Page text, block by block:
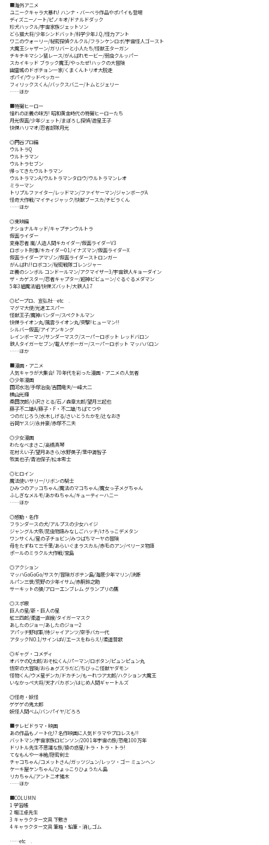
■海外アニメ
ユニークキャラ大暴れ! ハンナ・バーベラ作品やポパイも登場
ディズニーノート/ピノキオ/ドナルドダック
珍犬ハックル/宇宙家族ジェットソン
どら猫大将/少年シンドバット/科学少年J.Q./怪力アント
ワニのウォーリー/秘密探偵クルクル/フランケンロボ/宇宙怪人ゴースト
大魔王シャザーン/ガリバーと小人たち/怪獣王ターガン
チキチキマシン猛レース/がんばれモービー/弱虫クルッパー
スカイキッド ブラック魔王/やったぜ!ハックの大冒険
幽霊城のドボチョン一家/くまくんトリオ大脱走
ポパイ/ウッドペッカー
フィリックスくん/バックスバニー/トムとジェリー
……ほか
■特撮ヒーロー
憧れの正義の味方! 昭和黄金時代の特撮ヒーローたち
月光仮面/少年ジェット/まぼろし探偵/遊星王子
快傑ハリマオ/忍者部隊月光
◎円谷プロ編
ウルトラQ
ウルトラマン
ウルトラセブン
帰ってきたウルトラマン
ウルトラマンA/ウルトラマンタロウ/ウルトラマンレオ
ミラーマン
トリプルファイター/レッドマン/ファイヤーマン/ジャンボーグA
怪奇大作戦/マイティジャック/快獣ブースカ/チビラくん
……ほか
◎東映編
ナショナルキッド/キャプテンウルトラ
仮面ライダー
変身忍者 嵐/人造人間キカイダー/仮面ライダーV3
ロボット刑事/キカイダー01/イナズマン/仮面ライダーX
仮面ライダーアマゾン/仮面ライダーストロンガー
がんばれ!!ロボコン/秘密戦隊ゴレンジャー
正義のシンボル コンドールマン/アクマイザー3/宇宙鉄人キョーダイン
ザ・カゲスター/忍者キャプター/超神ビビューン/ぐるぐるメダマン
5年3組魔法組/快傑ズバット/大鉄人17
◎ピープロ、宣弘社…etc .
マグマ大使/光速エスパー
怪獣王子/魔神バンダー/スペクトルマン
快傑ライオン丸/風雲ライオン丸/突撃!ヒューマン!!
シルバー仮面/アイアンキング
レインボーマン/サンダーマスク/スーパーロボット レッドバロン
鉄人タイガーセブン/電人ザボーガー/スーパーロボット マッハバロン
……ほか
■漫画・アニメ
人気キャラが大集合! 70年代を彩った漫画・アニメの人気者
◎少年漫画
田河水泡/手塚治虫/吉田竜夫/一峰大二
横山光輝
桑田次郎/小沢さとる/石ノ森章太郎/望月三起也
藤子不二雄A/藤子・F・不二雄/ちばてつや
つのだじろう/水木しげる/さいとうたかを/辻なおき
谷岡ヤスジ/永井豪/赤塚不二夫
◎少女漫画
わたなべまさこ/高橋真琴
花村えい子/望月あきら/水野英子/里中満智子
牧美也子/青池保子/松本零士
◎ヒロイン
魔法使いサリー/リボンの騎士
ひみつのアッコちゃん/魔法のマコちゃん/魔女っ子メグちゃん
ふしぎなメルモ/あかねちゃん/キューティーハニー
……ほか
◎感動・名作
フランダースの犬/アルプスの少女ハイジ
ジャングル大帝/昆虫物語みなしごハッチ/けろっこデメタン
ワンサくん/星の子チョビン/みつばちマーヤの冒険
母をたずねて三千里/あらいぐまラスカル/赤毛のアン/ペリーヌ物語
ポールのミラクル大作戦/宝島
◎アクション
マッハGoGoGo/サスケ/冒険ガボテン島/海底少年マリン/決断
ルパン三世/荒野の少年イサム/赤胴鈴之助
サーキットの狼/アローエンブレム グランプリの鷹
◎スポ根
巨人の星/新・巨人の星
紅三四郎/柔道一直線/タイガーマスク
あしたのジョー/あしたのジョー2
アパッチ野球軍/侍ジャイアンツ/空手バカ一代
アタックNO.1/サインはV/エースをねらえ!/柔道賛歌
◎ギャグ・コメディ
オバケのQ太郎/おそ松くん/パーマン/ロボタン/ピュンピュン丸
悟空の大冒険/おらぁグズラだど/ちびっこ怪獣ヤダモン
怪物くん/ウメ星デンカ/ドカチン/もーれつア太郎/ハクション大魔王
いなかっぺ大将/天才バカボン/はじめ人間ギャートルズ
◎怪奇・妖怪
ゲゲゲの鬼太郎
妖怪人間ベム/バンパイヤ/どろろ
■テレビドラマ・映画
あの作品もノート化!? 名作映画に人気ドラマやプロレスも!!
バットマン/宇宙家族ロビンソン/2001年宇宙の旅/恐竜100万年
ドリトル先生不思議な旅/猿の惑星/トラ・トラ・トラ!
てなもんや一本槍/隠密剣士
チャコちゃん/コメットさん/ガッツジュン/レッツ・ゴー ミュンヘン
ケーキ屋ケンちゃん/ひょっこりひょうたん島
リカちゃん/アントニオ猪木
……ほか
■COLUMN
1 学習帳
2 堀江卓先生
3 キャラクター文具 下敷き
4 キャラクター文具 筆箱・鉛筆・消しゴム
……etc .